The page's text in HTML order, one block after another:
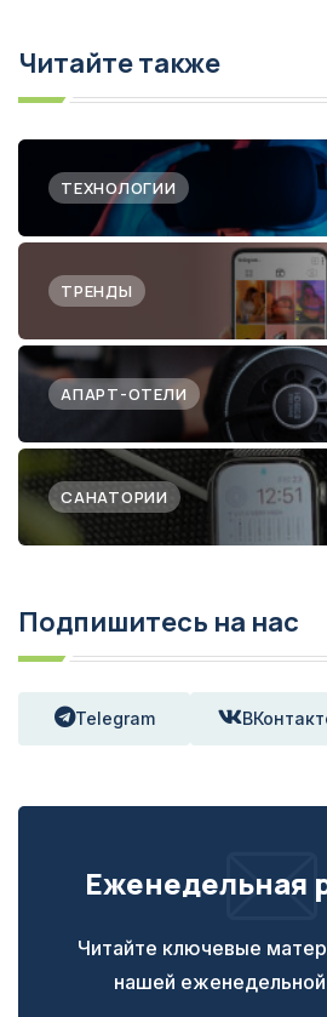
Читайте также
ТЕХНОЛОГИИ
ТРЕНДЫ
АПАРТ-ОТЕЛИ
САНАТОРИИ
Подпишитесь на нас
Telegram
Еженедельная
Читайте ключевые
нашей